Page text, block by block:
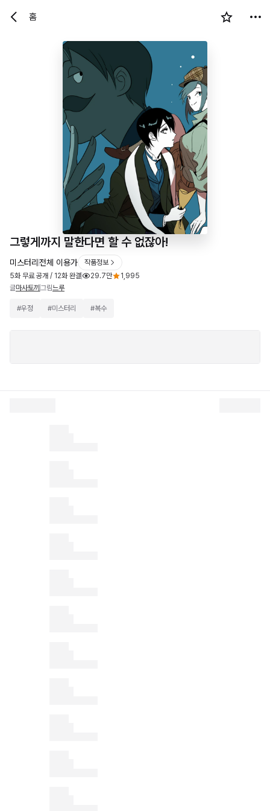
홈
그렇게까지 말한다면 할 수 없잖아!
미스터리전체 이용가
작품정보
5화 무료 공개 / 12화 완결
29.7만
1,995
글마사토끼 그림느루
#우정 #미스터리 #복수